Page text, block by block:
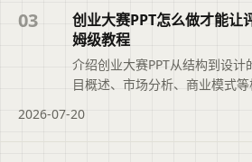
户快速判断文章是否符合当前
整上下文。
03
创业大赛PPT怎么做才能让
姆级教程
介绍创业大赛PPT从结构到设
目概述、市场分析、商业模式
限时间内清晰传递项目价值，提
2026-07-20